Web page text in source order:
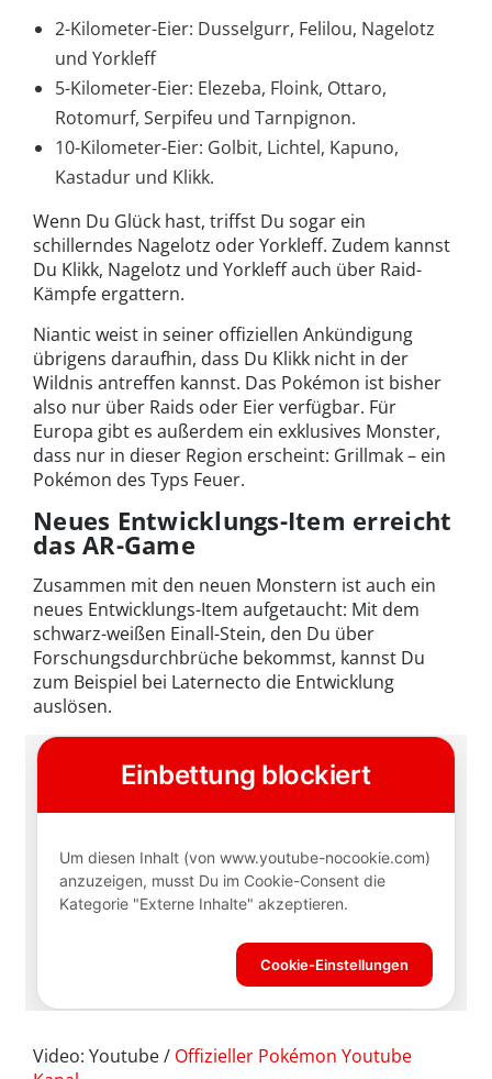
2-Kilometer-Eier: Dusselgurr, Felilou, Nagelotz
und Yorkleff
5-Kilometer-Eier: Elezeba, Floink, Ottaro,
Rotomurf, Serpifeu und Tarnpignon.
10-Kilometer-Eier: Golbit, Lichtel, Kapuno,
Kastadur und Klikk.
Wenn Du Glück hast, triffst Du sogar ein
schillerndes Nagelotz oder Yorkleff. Zudem kannst
Du Klikk, Nagelotz und Yorkleff auch über Raid-
Kämpfe ergattern.
Niantic weist in seiner offiziellen Ankündigung
übrigens daraufhin, dass Du Klikk nicht in der
Wildnis antreffen kannst. Das Pokémon ist bisher
also nur über Raids oder Eier verfügbar. Für
Europa gibt es außerdem ein exklusives Monster,
dass nur in dieser Region erscheint: Grillmak – ein
Pokémon des Typs Feuer.
Neues Entwicklungs-Item erreicht
das AR-Game
Zusammen mit den neuen Monstern ist auch ein
neues Entwicklungs-Item aufgetaucht: Mit dem
schwarz-weißen Einall-Stein, den Du über
Forschungsdurchbrüche bekommst, kannst Du
zum Beispiel bei Laternecto die Entwicklung
auslösen.
Video: Youtube / Offizieller Pokémon Youtube